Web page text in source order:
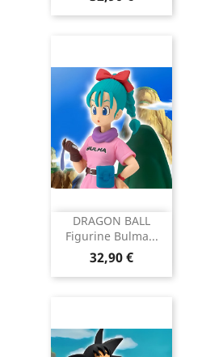
DRAGON BALL
Figurine Bulma...
Prix
32,90 €